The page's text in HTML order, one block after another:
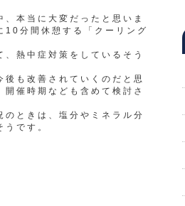
本当に大変だったと思いま
10分間休憩する「クーリング
熱中症対策をしているそう
も改善されていくのだと思
催時期なども含めて検討さ
ときは、塩分やミネラル分
です。